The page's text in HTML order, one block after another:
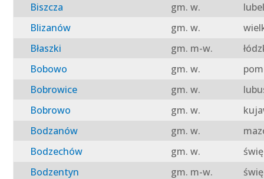
Biszcza
gm. w.
Blizanów
gm. w.
Błaszki
gm. m-w.
Bobowo
gm. w.
Bobrowice
gm. w.
Bobrowo
gm. w.
Bodzanów
gm. w.
Bodzechów
gm. w.
Bodzentyn
gm. m-w.